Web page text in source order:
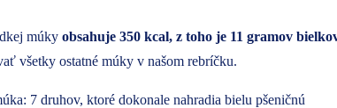
múky obsahuje 350 kcal, z toho je 11 gramov
všetky ostatné múky v našom rebríčku.